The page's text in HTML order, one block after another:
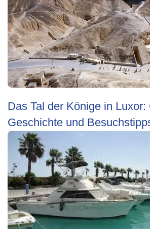
Das Tal der Könige in Luxor:
Geschichte und